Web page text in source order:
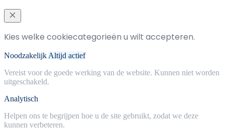
Kies welke cookiecategorieën u wilt accepteren.
Noodzakelijk Altijd actief
Vereist voor de goede werking van de website. Kunnen niet worden
uitgeschakeld.
Analytisch
Helpen ons te begrijpen hoe u de site gebruikt, zodat we deze
kunnen verbeteren.